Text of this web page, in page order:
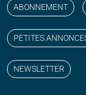
ABONNEMENT
PETITES
NEWSLETTER